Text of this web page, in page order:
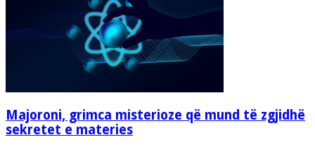
Majoroni, grimca misterioze që mund të zgjidhë
sekretet e materies